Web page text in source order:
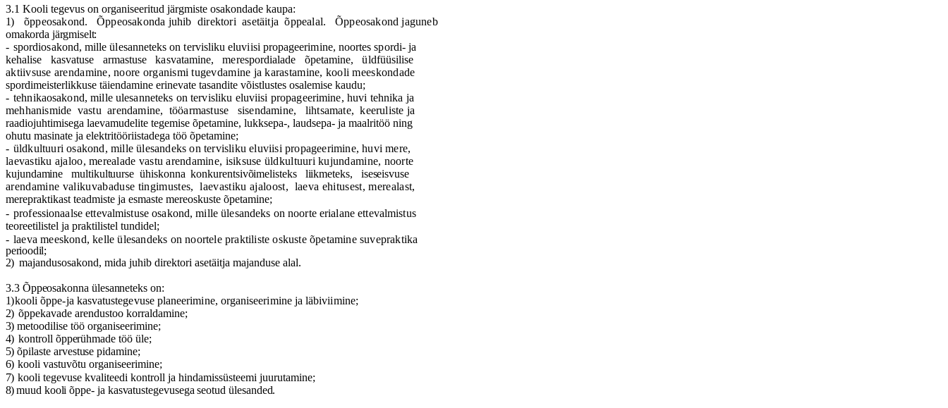
3.1 Kooli tegevus on organiseeritud järgmiste osakondade kaupa:
1)
õppeosakond. Õppeosakonda juhib direktori asetäitja õppealal. Õppeosakond jaguneb
omakorda järgmiselt:
- spordiosakond, milleülesanneteks on tervisliku eluviisi propageerimine, noortes spordi- ja
kehalise
kasvatuse armastuse kasvatamine, merespordialade õpetamine, üldfüüsilise
aktiivsuse arendamine, noore organismi tugevdamine ja karastamine, kooli meeskondade
spordimeisterlikkuse täiendamine erinevate tasandite võistlustes osalemise kaudu;
- tehnikaosakond, mille ulesanneteks on tervisliku eluviisi propageerimine, huvi tehnika ja
mehhanismide vastu arendamine, tööarmastuse sisendamine, lihtsamate, keeruliste ja
raadiojuhtimisega laevamudelite tegemise õpetamine, lukksepa-, laudsepa- ja maalritöö ning
ohutu masinate ja elektritööriistadega töö õpetamine;
- üldkultuuri osakond, milleülesandeks on tervisliku eluviisi propageerimine, huvi mere,
laevastiku ajaloo, merealade vastu arendamine, isiksuse üldkultuuri kujundamine, noorte
kujundamine
multikultuurse ühiskonna konkurentsivõimelisteks liikmeteks,
iseseisvuse
arendamine valikuvabaduse tingimustes,
laevastiku ajaloost, laeva ehitusest, merealast,
merepraktikast teadmiste ja esmaste mereoskuste õpetamine;
- professionaalse ettevalmistuse osakond, milleülesandeks on noorte erialane ettevalmistus
teoreetilistel ja praktilistel tundidel;
- laeva meeskond, kelle ülesandeks on noortele praktiliste oskuste õpetamine suvepraktika
perioodil;
2) majandusosakond, mida juhib direktori asetäitja majanduse alal.
3.3 Õppeosakonna ülesanneteks on:
1)kooliõppe-ja kasvatustegevuse planeerimine, organiseerimine ja läbiviimine;
2) õppekavade arendustoo korraldamine;
3) metoodilise töö organiseerimine;
4) kontroll õpperühmade töö üle;
5) õpilaste arvestuse pidamine;
6) kooli vastuvõtu organiseerimine;
7) kooli tegevuse kvaliteedi kontroll ja hindamissüsteemi juurutamine;
8) muud kooliõppe- ja kasvatustegevusega seotudülesanded.